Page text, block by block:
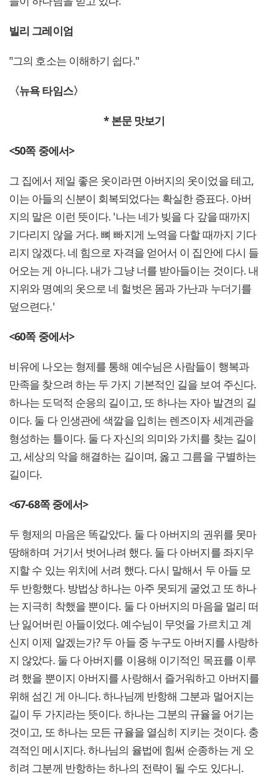
빌리 그레이엄
"그의 호소는 이해하기 쉽다."
〈뉴욕 타임스〉
*본문 맛보기
<50쪽 중에서>
그 집에서 제일 좋은 옷이라면 아버지의 옷이었을 테고,
이는 아들의 신분이 회복되었다는 확실한 증표다. 아버
지의 말은 이런 뜻이다. '나는 네가 빚을 다 갚을 때까지
기다리지 않을 거다. 뼈 빠지게 노역을 다할 때까지 기다
리지 않겠다. 네 힘으로 자격을 얻어서 이 집안에 다시 들
어오는 게 아니다. 내가 그냥 너를 받아들이는 것이다. 내
지위와 명예의 옷으로 네 헐벗은 몸과 가난과 누더기를
덮으련다.'
<60쪽 중에서>
비유에 나오는 형제를 통해 예수님은 사람들이 행복과
만족을 찾으려 하는 두 가지 기본적인 길을 보여 주신다.
하나는 도덕적 순응의 길이고, 또 하나는 자아 발견의 길
이다. 둘 다 인생관에 색깔을 입히는 렌즈이자 세계관을
형성하는 틀이다. 둘 다 자신의 의미와 가치를 찾는 길이
고, 세상의 악을 해결하는 길이며, 옳고 그름을 구별하는
길이다.
<67-68쪽 중에서>
두 형제의 마음은 똑같았다. 둘 다 아버지의 권위를 못마
땅해하며 거기서 벗어나려 했다. 둘 다 아버지를 좌지우
지할 수 있는 위치에 서려 했다. 다시 말해서 두 아들 모
두 반항했다. 방법상 하나는 아주 못되게 굴었고 또 하나
는 지극히 착했을 뿐이다. 둘 다 아버지의 마음을 멀리 떠
난 잃어버린 아들이었다. 예수님이 무엇을 가르치고 계
신지 이제 알겠는가? 두 아들 중 누구도 아버지를 사랑하
지 않았다. 둘 다 아버지를 이용해 이기적인 목표를 이루
려 했을 뿐이지 아버지를 사랑해서 즐거워하고 아버지를
위해 섬긴 게 아니다. 하나님께 반항해 그분과 멀어지는
길이 두 가지라는 뜻이다. 하나는 그분의 규율을 어기는
것이고, 또 하나는 모든 규율을 열심히 지키는 것이다. 충
격적인 메시지다. 하나님의 율법에 힘써 순종하는 게 오
히려 그분께 반항하는 하나의 전략이 될 수도 있다니.